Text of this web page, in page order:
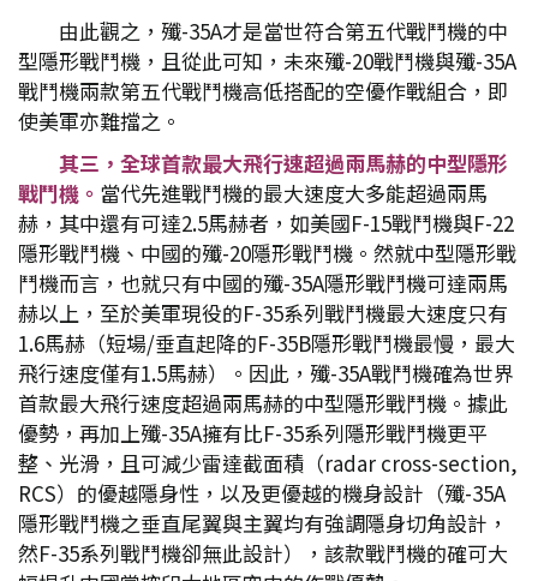
由此觀之，殲-35A才是當世符合第五代戰鬥機的中
型隱形戰鬥機，且從此可知，未來殲-20戰鬥機與殲-35A
戰鬥機兩款第五代戰鬥機高低搭配的空優作戰組合，即
使美軍亦難擋之。
其三，全球首款最大飛行速超過兩馬赫的中型隱形
戰鬥機。 當代先進戰鬥機的最大速度大多能超過兩馬
赫，其中還有可達2.5馬赫者，如美國F-15戰鬥機與F-22
隱形戰鬥機、中國的殲-20隱形戰鬥機。然就中型隱形戰
鬥機而言，也就只有中國的殲-35A隱形戰鬥機可達兩馬
赫以上，至於美軍現役的F-35系列戰鬥機最大速度只有
1.6馬赫（短場/垂直起降的F-35B隱形戰鬥機最慢，最大
飛行速度僅有1.5馬赫）。因此，殲-35A戰鬥機確為世界
首款最大飛行速度超過兩馬赫的中型隱形戰鬥機。據此
優勢，再加上殲-35A擁有比F-35系列隱形戰鬥機更平
整、光滑，且可減少雷達截面積（radar cross-section,
RCS）的優越隱身性，以及更優越的機身設計（殲-35A
隱形戰鬥機之垂直尾翼與主翼均有強調隱身切角設計，
然F-35系列戰鬥機卻無此設計），該款戰鬥機的確可大